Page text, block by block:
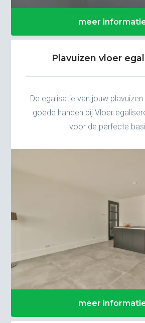
meer
Plavuizen vloer
De egalisatie van jouw plavuizen
goede handen bij Vloer
voor de perfecte
meer